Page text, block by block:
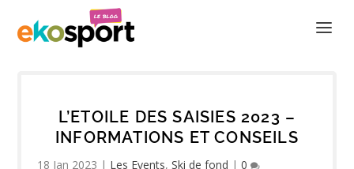
L’ETOILE DES SAISIES 2023 –
INFORMATIONS ET CONSEILS
18 Jan 2023 | Les Events,Ski de fond |0